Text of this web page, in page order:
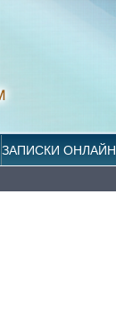
ЗАПИСКИ ОНЛАЙН